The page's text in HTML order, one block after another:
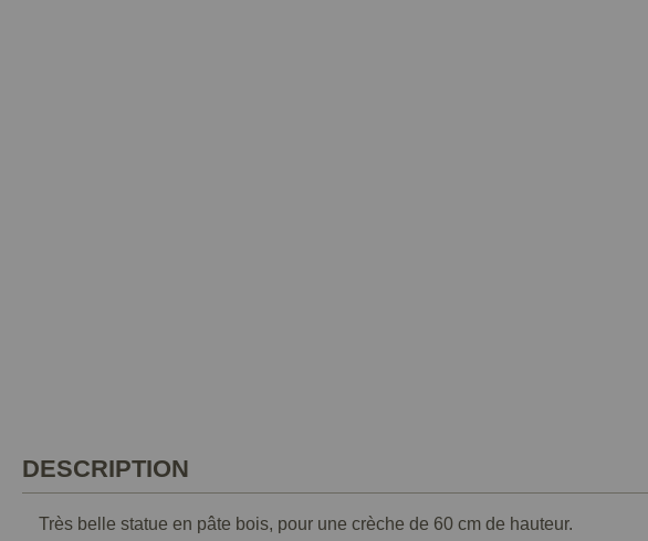
DESCRIPTION
Très belle statue en pâte bois, pour une crèche de 60 cm de hauteur.